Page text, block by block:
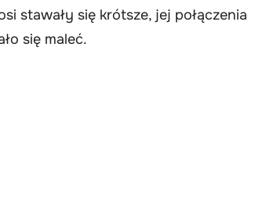
stawały się krótsze, jej połączenia
się maleć.